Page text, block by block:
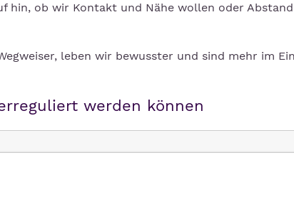
hin, ob wir Kontakt und Nähe wollen oder Abstand
leben wir bewusster und sind mehr im
werden können